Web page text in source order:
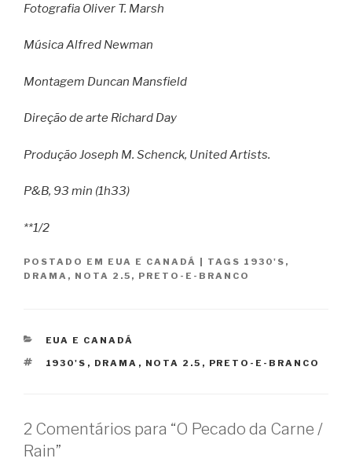
Fotografia Oliver T. Marsh
Música Alfred Newman
Montagem Duncan Mansfield
Direção de arte Richard Day
Produção Joseph M. Schenck, United Artists.
P&B, 93 min (1h33)
**1/2
POSTADO EM EUA E CANADÁ TAGS 1930'S ,
DRAMA , NOTA 2.5 , PRETO-E-BRANCO
CATEGORIAS
EUA E CANADÁ
TAGS
1930'S , DRAMA , NOTA 2.5 , PRETO-E-BRANCO
2 Comentários para “O Pecado da Carne /
Rain”